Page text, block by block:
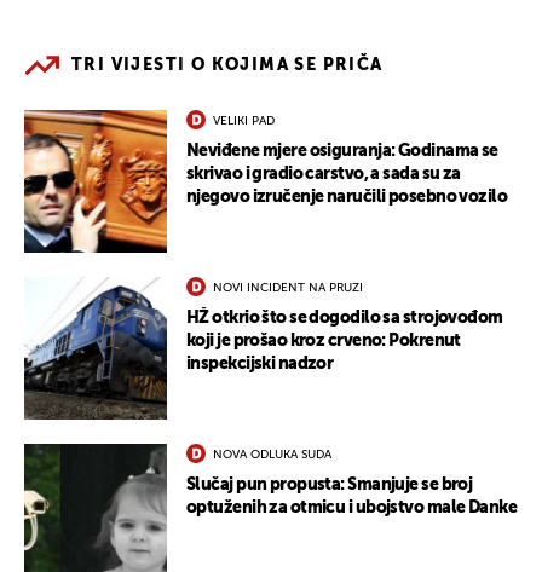
TRI VIJESTI O KOJIMA SE PRIČA
VELIKI PAD
Neviđene mjere osiguranja: Godinama se
skrivao i gradio carstvo, a sada su za
njegovo izručenje naručili posebno vozilo
NOVI INCIDENT NA PRUZI
HŽ otkrio što se dogodilo sa strojovođom
koji je prošao kroz crveno: Pokrenut
inspekcijski nadzor
NOVA ODLUKA SUDA
Slučaj pun propusta: Smanjuje se broj
optuženih za otmicu i ubojstvo male Danke